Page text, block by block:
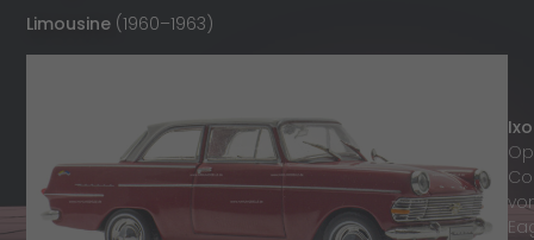
Limousine (1960–1963)
Ixo